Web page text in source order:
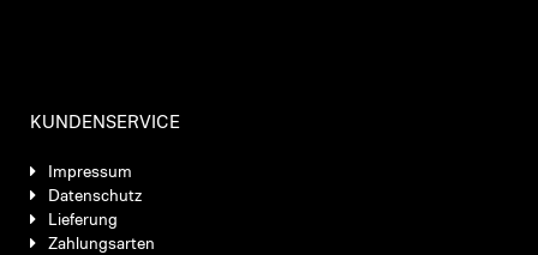
KUNDENSERVICE
Impressum
Datenschutz
Lieferung
Zahlungsarten